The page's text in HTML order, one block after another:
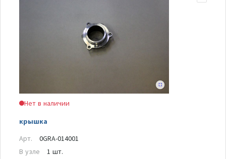
Нет в наличии
крышка
Арт.
0GRA-014001
В узле
1 шт.